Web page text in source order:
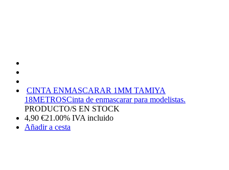
CINTA ENMASCARAR 1MM TAMIYA
18METROSCinta de enmascarar para modelistas.
PRODUCTO/S EN STOCK
4,90 €21.00% IVA incluido
Añadir a cesta